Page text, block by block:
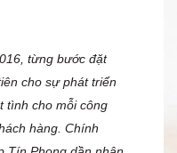
từng bước đặt
cho sự phát triển
tình cho mỗi công
hàng. Chính